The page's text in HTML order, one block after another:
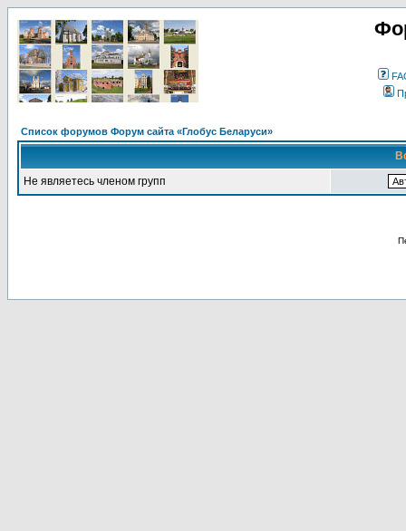
Список форумов Форум сайта «Глобус Беларуси»
Не являетесь членом групп